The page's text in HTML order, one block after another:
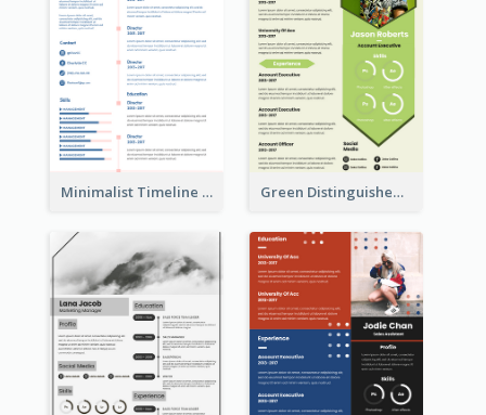
Minimalist Timeline Medical Student Resume Green Distinguished Resume